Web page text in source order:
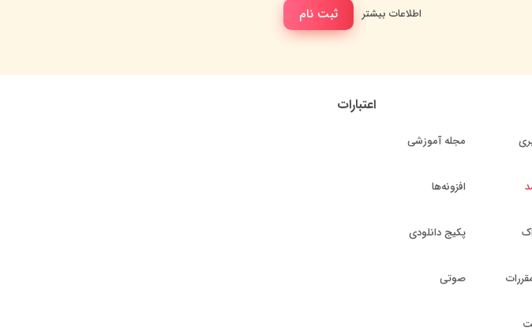
ثبت نام اطلاعات بیشتر
مجله آموزشی
افزونه‌ها
پکیج دانلودی
صوتی
اعتبارات